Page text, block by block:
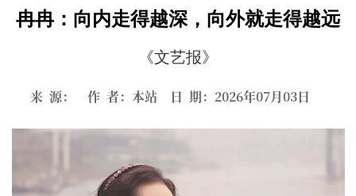
冉冉：向内走得越深，向外就走得越远
《文艺报》
来 源： 作 者：本站 日 期：2026年07月03日